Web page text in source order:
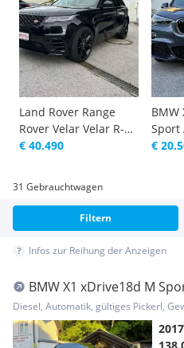
Land Rover Range
Rover Velar Velar R-
Dynamic HSE 3,0 V6
€ 40.490
BMW
Sport
€
31 Gebrauchtwagen
Filtern
Infos zur Reihung der Anzeigen
BMW X1 xDrive18d M
Finanzierun...
Diesel, Automatik, gültiges Pickerl,
2017